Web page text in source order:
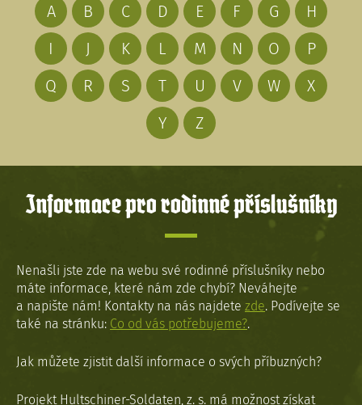
A B C D E F G
H
I
J K L M N O
P
Q
R S T U V W
X
Y
Z
Informace pro rodinné příslušníky
Nenašli jste zde na webu své rodinné příslušníky nebo
máte informace, které nám zde chybí? Neváhejte
a napište nám! Kontakty na nás najdete zde. Podívejte se
také na stránku: Co od vás potřebujeme?.
Jak můžete zjistit další informace o svých příbuzných?
Projekt Hultschiner-Soldaten, z. s. má možnost získat